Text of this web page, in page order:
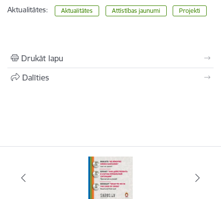
Aktualitātes: Aktualitātes Attīstības jaunumi Projekti
Drukāt lapu
Dalīties